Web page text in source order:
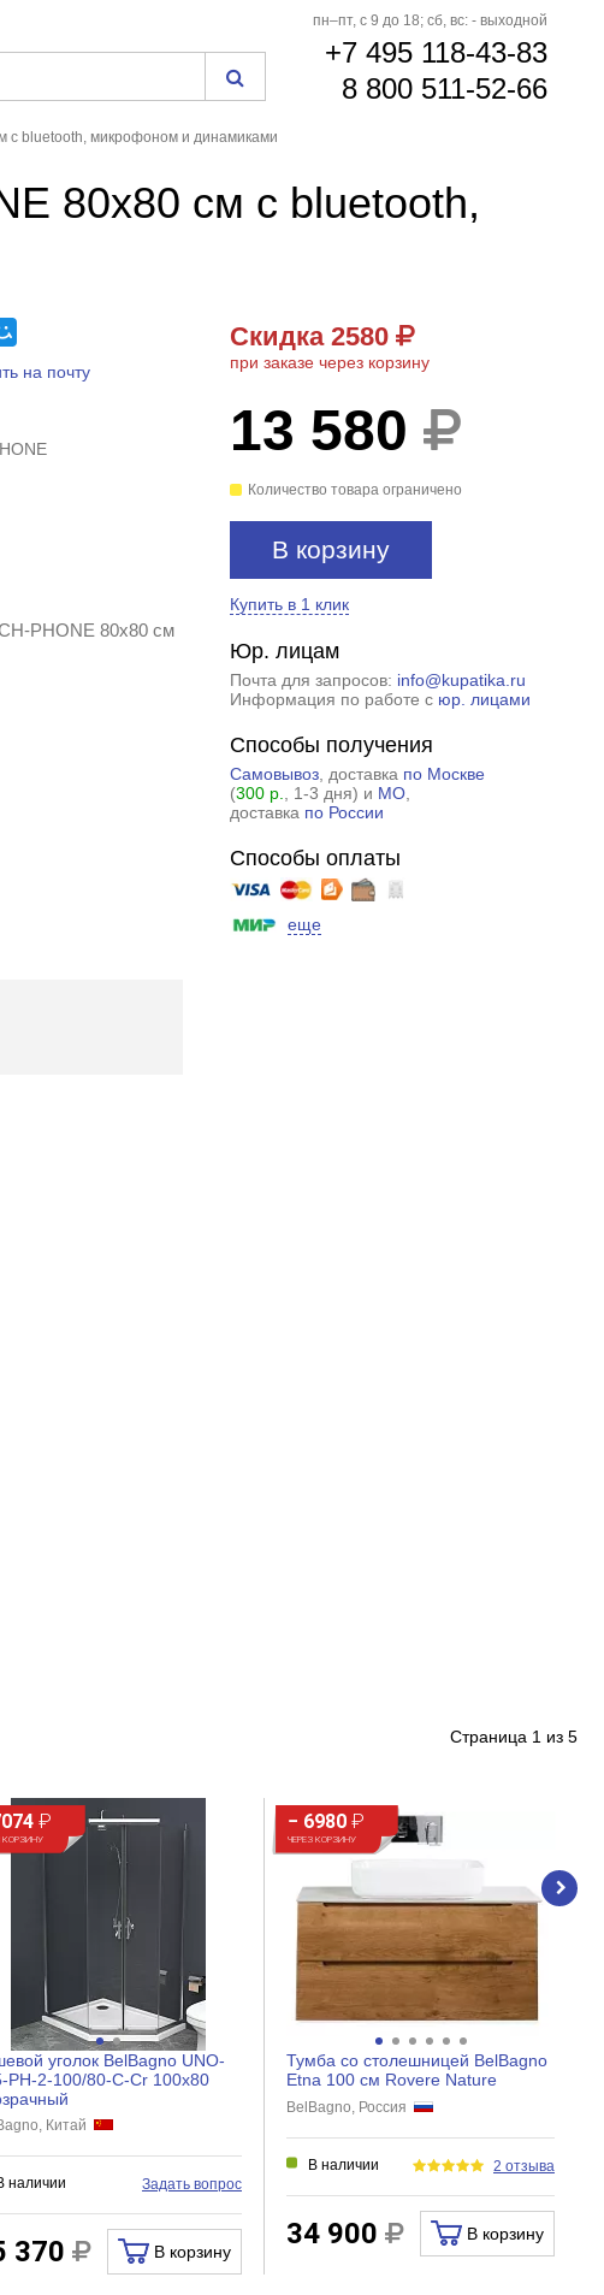
пн–пт, с 9 до 18; сб, вс: - выходной
+7 495 118-43-83
8 800 511-52-66
с bluetooth, микрофоном и динамиками
80x80 см с bluetooth,
на почту
PHONE 80x80 см
Скидка 2580
при заказе через корзину
13 580
Количество товара ограничено
В корзину
Купить в 1 клик
Юр. лицам
Почта для запросов: info@kupatika.ru
Информация по работе с юр. лицами
Способы получения
Самовывоз, доставка по Москве
(300 р. , 1-3 дня) и МО,
доставка по России
Способы оплаты
еще
Страница 1 из 5
₽
КОРЗИНУ
уголок BelBagno UNO-
PH-2-100/80-C-Cr 100x80
Китай
наличии Задать вопрос
370 В корзину
− 6980 ₽
ЧЕРЕЗ КОРЗИНУ
Тумба со столешницей BelBagno
Etna 100 см Rovere Nature
BelBagno, Россия
В наличии 2 отзыва
34 900 В корзину